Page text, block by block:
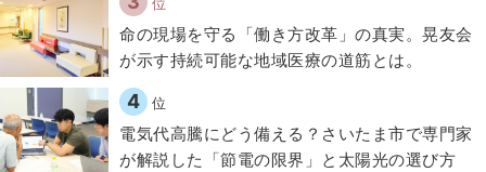
​命の現場を守る「働き方改革」の真実。晃友会
が示す持続可能な地域医療の道筋とは。
4 位
電気代高騰にどう備える？さいたま市で専門家
が解説した「節電の限界」と太陽光の選び方